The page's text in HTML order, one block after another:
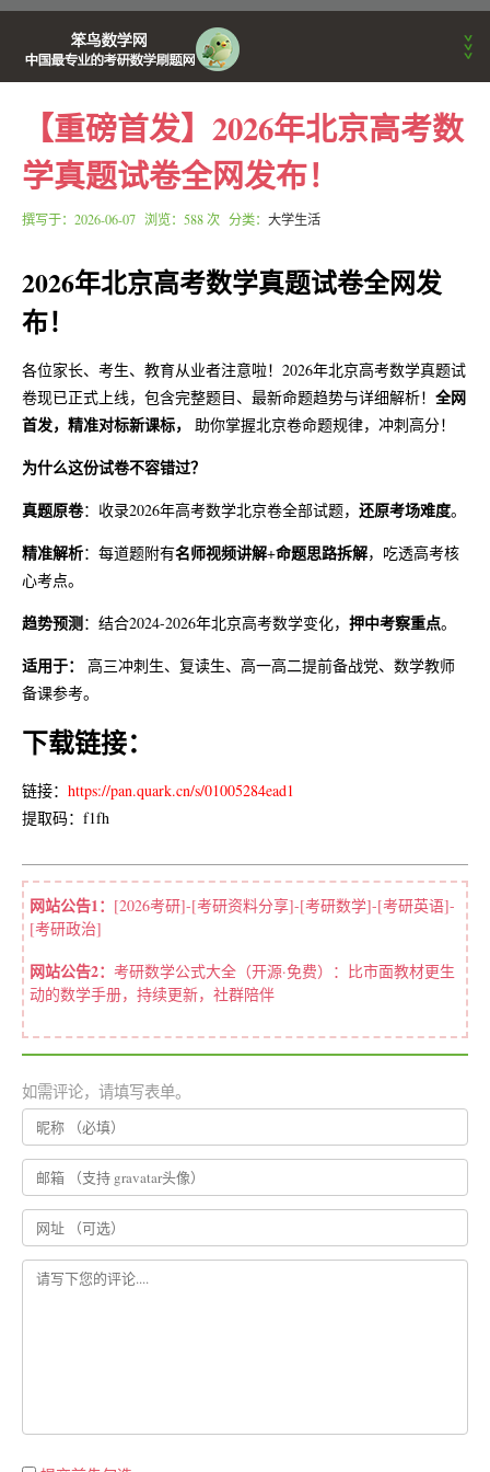
首页
考研动态
刷题APP公告
数学学习方法
笨鸟数学训练营
关于站长
关于网站
【重磅首发】2026年北京高考数
学真题试卷全网发布！
撰写于： 2026-06-07 浏览：588 次 分类： 大学生活
2026年北京高考数学真题试卷全网发
布！
各位家长、考生、教育从业者注意啦！2026年北京高考数学真题试
卷现已正式上线，包含完整题目、最新命题趋势与详细解析！ 全网
首发，精准对标新课标，
助你掌握北京卷命题规律，冲刺高分！
为什么这份试卷不容错过？
真题原卷：收录2026年高考数学北京卷全部试题， 还原考场难度。
精准解析：每道题附有名师视频讲解+命题思路拆解，吃透高考核
心考点。
趋势预测：结合2024-2026年北京高考数学变化， 押中考察重点。
适用于： 高三冲刺生、复读生、高一高二提前备战党、数学教师
备课参考。
下载链接：
链接： https://pan.quark.cn/s/01005284ead1
提取码：f1fh
网站公告1： [2026考研]-[考研资料分享]-[考研数学]-[考研英语]-
[考研政治]
网站公告2： 考研数学公式大全（开源·免费）：比市面教材更生
动的数学手册，持续更新，社群陪伴
如需评论，请填写表单。